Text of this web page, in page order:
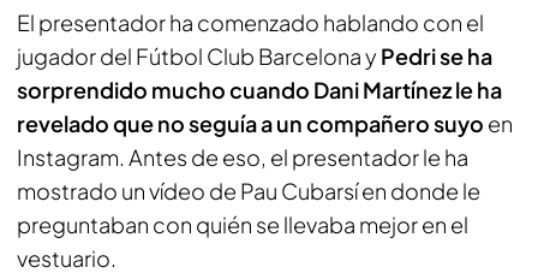
El presentador ha comenzado hablando con el
jugador del Fútbol Club Barcelona y Pedri se ha
sorprendido mucho cuando Dani Martínez le ha
revelado que no seguía a un compañero suyo en
Instagram. Antes de eso, el presentador le ha
mostrado un vídeo de Pau Cubarsí en donde le
preguntaban con quién se llevaba mejor en el
vestuario.